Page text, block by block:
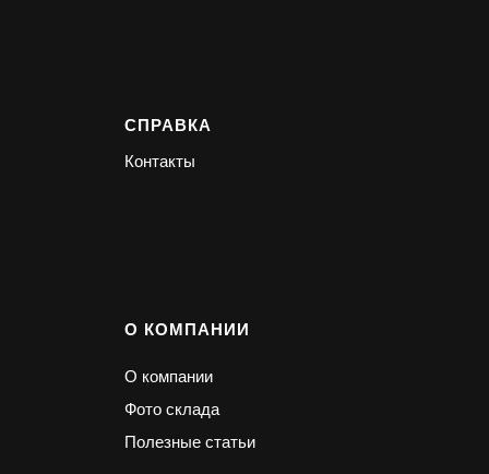
СПРАВКА
Контакты
О КОМПАНИИ
О компании
Фото склада
Полезные статьи